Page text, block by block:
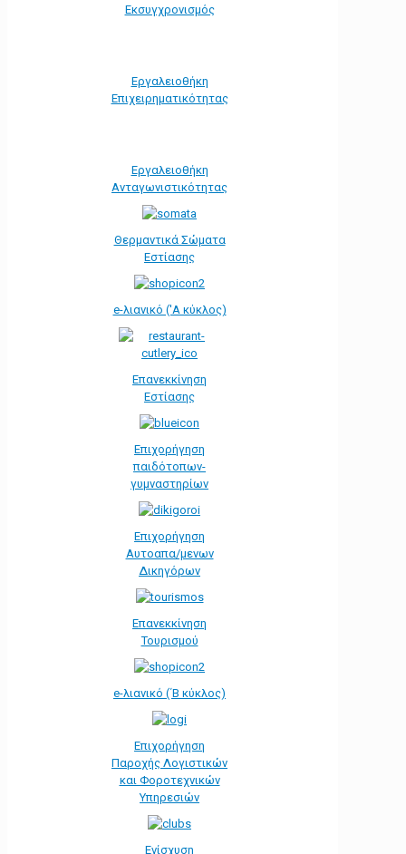
Εκσυγχρονισμός
Εργαλειοθήκη
Eπιχειρηματικότητας
Εργαλειοθήκη
Ανταγωνιστικότητας
Θερμαντικά Σώματα
Εστίασης
e-λιανικό ('Α κύκλος)
Επανεκκίνηση
Εστίασης
Επιχορήγηση
παιδότοπων-
γυμναστηρίων
Επιχορήγηση
Αυτοαπα/μενων
Δικηγόρων
Επανεκκίνηση
Τουρισμού
e-λιανικό (΄Β κύκλος)
Επιχορήγηση
Παροχής Λογιστικών
και Φοροτεχνικών
Υπηρεσιών
Ενίσχυση